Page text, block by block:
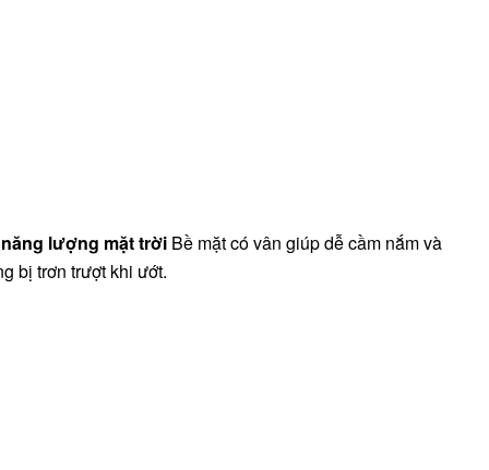
lượng mặt trời Bề mặt có vân giúp dễ cầm nắm và
bị trơn trượt khi ướt.